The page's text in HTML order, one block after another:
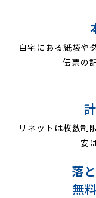
自宅にある紙袋や
伝票の
リネットは枚数制
安
落
無